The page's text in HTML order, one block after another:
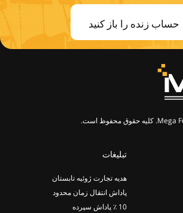
حساب زنده را باز کنید
تبلیغات
هدیه تجارت ژوئیه تابستان
پاداش انتقال زمان محدود
10 ٪ پاداش سپرده